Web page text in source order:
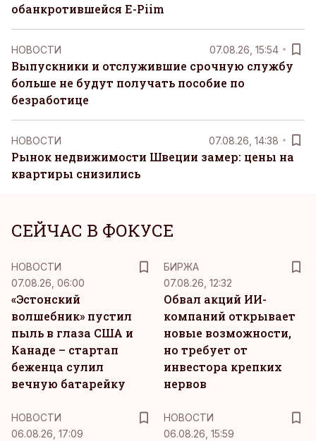
обанкротившейся E-Piim
НОВОСТИ 07.08.26, 15:54
Выпускники и отслужившие срочную службу
больше не будут получать пособие по
безработице
НОВОСТИ 07.08.26, 14:38
Рынок недвижимости Швеции замер: цены на
квартиры снизились
СЕЙЧАС В ФОКУСЕ
НОВОСТИ
07.08.26, 06:00
«Эстонский
волшебник» пустил
пыль в глаза США и
Канаде – стартап
беженца сулил
вечную батарейку
БИРЖА
07.08.26, 12:32
Обвал акций ИИ-
компаний открывает
новые возможности,
но требует от
инвестора крепких
нервов
НОВОСТИ
06.08.26, 17:09
НОВОСТИ
06.08.26, 15:59